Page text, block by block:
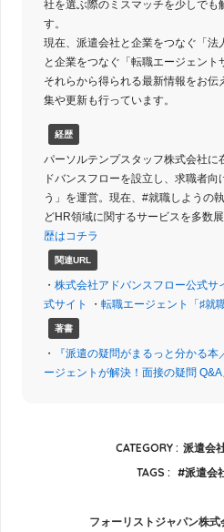
社を選ぶ際のミスマッチを少しでも
す。
現在、派遣会社と企業をつなぐ「法
と企業をつなぐ「転職エージェント
それらから得られる最新情報をお伝
集や更新も行っています。
経歴
パーソルテンプスタッフ株式会社
ドバンスフローを設立し、求職者向
う」を運営。現在、#就職しようの
どHR領域に関するサービスを多数展
歴はコチラ
関連URL
・ 株式会社アドバンスフロー公式サ
式サイト
・ 転職エージェント「♯就
著書
・ 『派遣の疑問がまるっと分かる本
ージェントが解決！面接の疑問 Q&A
CATEGORY : 派遣会
TAGS :
派遣会
フォーリストジャパン株式